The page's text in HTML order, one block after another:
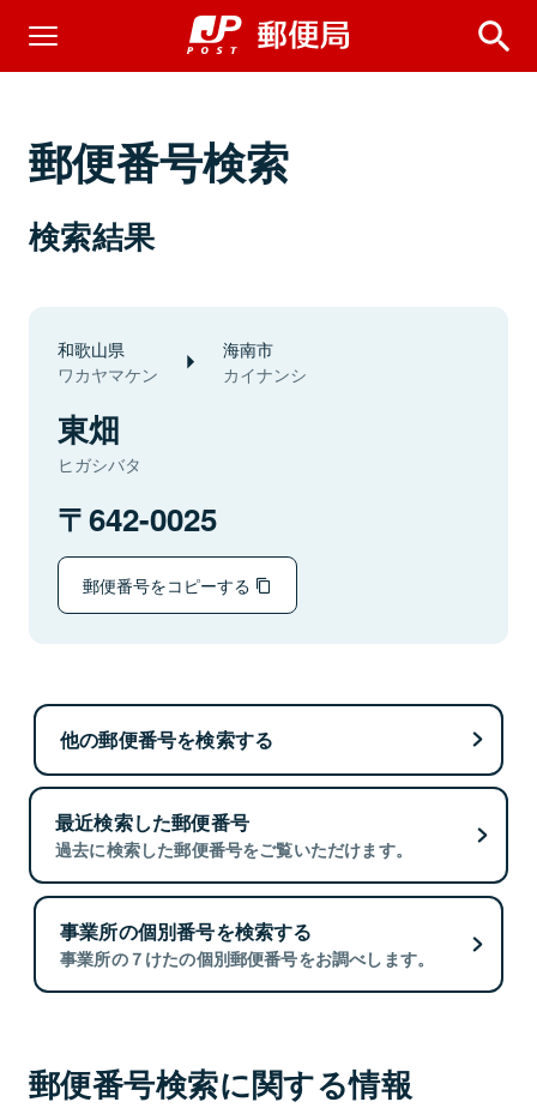
郵便番号検索
検索結果
和歌山県
ワカヤマケン
海南市
カイナンシ
東畑
ヒガシバタ
642-0025
郵便番号をコピーする
他の郵便番号を検索する
最近検索した郵便番号
過去に検索した郵便番号をご覧いただけます。
事業所の個別番号を検索する
事業所の７けたの個別郵便番号をお調べします。
郵便番号検索に関する情報